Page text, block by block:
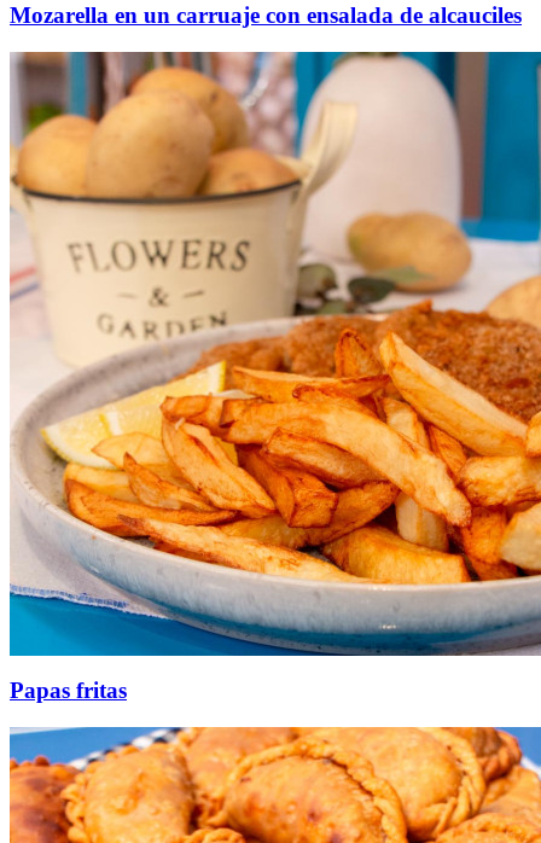
Mozarella en un carruaje con ensalada de alcauciles
Papas fritas